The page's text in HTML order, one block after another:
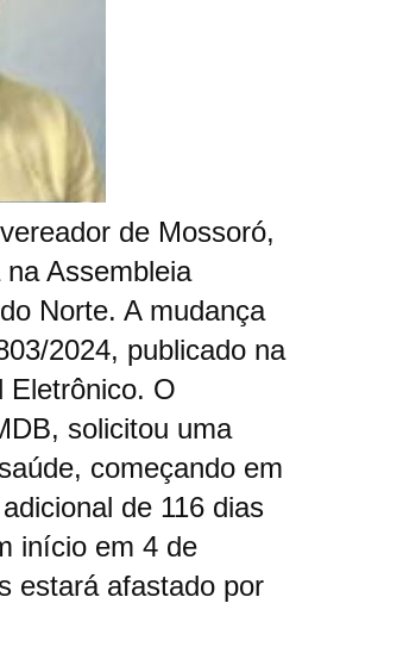
de Mossoró,
Assembleia
Norte. A mudança
2024, publicado na
Eletrônico. O
solicitou uma
começando em
de 116 dias
início em 4 de
estará afastado por